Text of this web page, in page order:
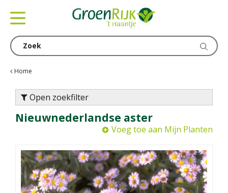
Home
Open zoekfilter
Nieuwnederlandse aster
Voeg toe aan Mijn Planten